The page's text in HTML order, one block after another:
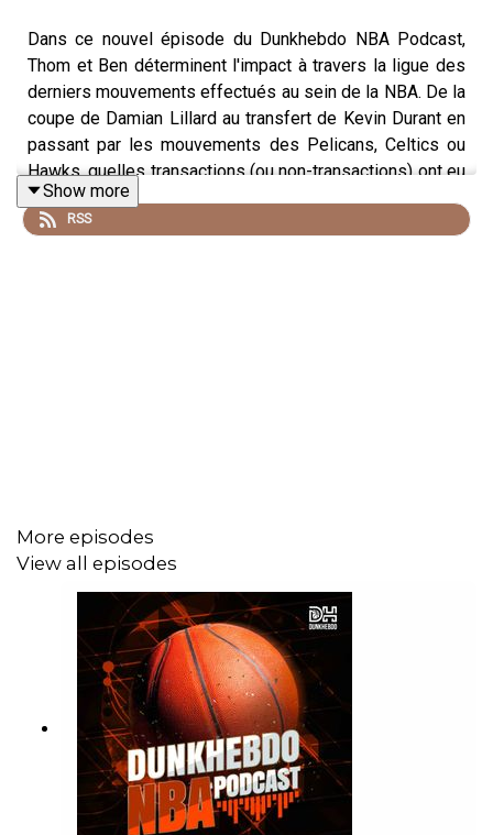
Dans ce nouvel épisode du Dunkhebdo NBA Podcast,
Thom et Ben déterminent l'impact à travers la ligue des
derniers mouvements effectués au sein de la NBA. De la
coupe de Damian Lillard au transfert de Kevin Durant en
passant par les mouvements des Pelicans, Celtics ou
Hawks, quelles transactions (ou non-transactions) ont eu
l'impact le plus important ?
Boston Celtics - (36:20)
Denver Nuggets - (45:37)
Atlanta Hawks - (55:35)
Memphis Grizzlies - (01:01:33)
Orlando Magic - (01:06:31)
Utah Jazz - (01:10:45)
Los Angeles Clippers - (1:19:11)
Show more
RSS
More episodes
View all episodes